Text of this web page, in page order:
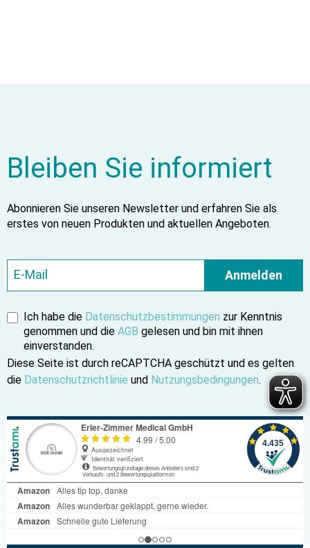
Bleiben Sie informiert
Abonnieren Sie unseren Newsletter und erfahren Sie als
erstes von neuen Produkten und aktuellen Angeboten.
Anmelden
Ich habe die Datenschutzbestimmungen zur Kenntnis
genommen und die AGB gelesen und bin mit ihnen
einverstanden.
Diese Seite ist durch reCAPTCHA geschützt und es gelten
die Datenschutzrichtlinie und Nutzungsbedingungen.